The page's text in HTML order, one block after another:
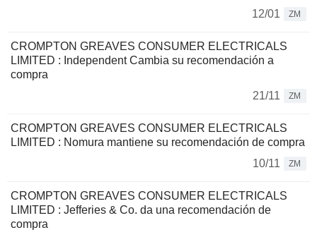
12/01
ZM
CROMPTON GREAVES CONSUMER ELECTRICALS
LIMITED : Independent Cambia su recomendación a
compra
21/11
ZM
CROMPTON GREAVES CONSUMER ELECTRICALS
LIMITED : Nomura mantiene su recomendación de compra
10/11
ZM
CROMPTON GREAVES CONSUMER ELECTRICALS
LIMITED : Jefferies & Co. da una recomendación de
compra